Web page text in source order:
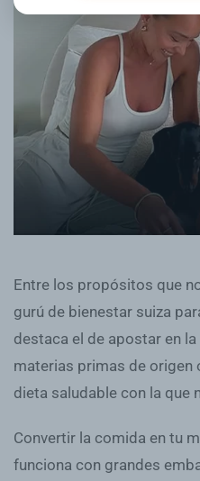
Entre los propósitos que
gurú de bienestar suiza
destaca el de apostar en
materias primas de origen
dieta saludable con la que
Convertir la comida en tu
funciona con grandes